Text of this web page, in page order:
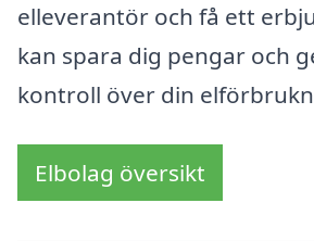
elleverantör och få ett
kan spara dig pengar och
kontroll över din
Elbolag översikt